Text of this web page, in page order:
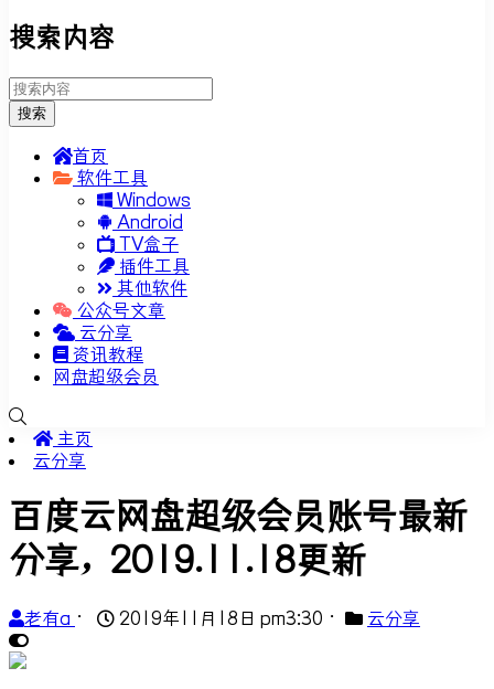
搜索内容
搜索
首页
软件工具
Windows
Android
TV盒子
插件工具
其他软件
公众号文章
云分享
资讯教程
网盘超级会员
主页
云分享
百度云网盘超级会员账号最新
分享，2019.11.18更新
老有a • 2019年11月18日 pm3:30 • 云分享